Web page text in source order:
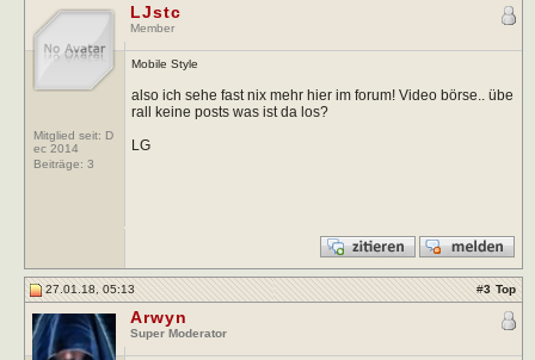
Mitglied seit: D
ec 2014
Beiträge: 3
LJstc
Member
Mobile Style
also ich sehe fast nix mehr hier im forum! Video börse.. übe
rall keine posts was ist da los?
LG
27.01.18, 05:13 #3 Top
Arwyn
Super Moderator